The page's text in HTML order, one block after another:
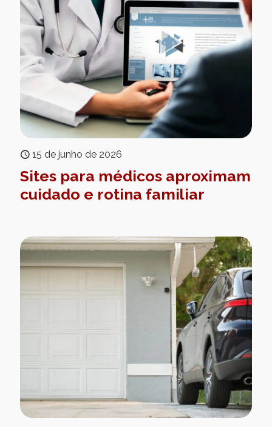
15 de junho de 2026
Sites para médicos aproximam
cuidado e rotina familiar